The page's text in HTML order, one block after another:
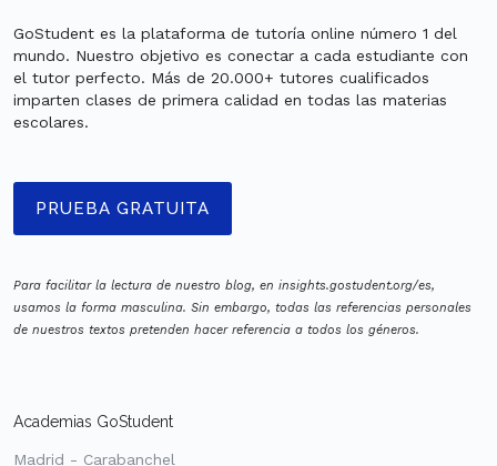
GoStudent es la plataforma de tutoría online número 1 del
mundo. Nuestro objetivo es conectar a cada estudiante con
el tutor perfecto. Más de 20.000+ tutores cualificados
imparten clases de primera calidad en todas las materias
escolares.
PRUEBA GRATUITA
Para facilitar la lectura de nuestro blog, en insights.gostudent.org/es,
usamos la forma masculina. Sin embargo, todas las referencias personales
de nuestros textos pretenden hacer referencia a todos los géneros.
Academias GoStudent
Madrid - Carabanchel